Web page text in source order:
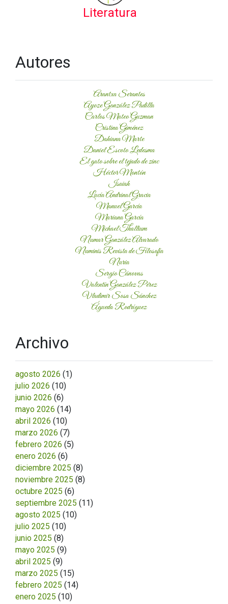
Literatura
Autores
Arantxa Serantes
Ayoze González Padilla
Carlos Mateo Guzman
Cristina Giménez
Dahiana Marte
Daniel Escoto Ledesma
El gato sobre el tejado de zinc
Héctor Montón
Isaiah
Lucía Andrinal Gracia
Manuel García
Mariana García
Michael Thallium
Numar González Alvarado
Numinis Revista de Filosofía
Nuria
Sergio Cánovas
Valentín González Pérez
Vladimir Sosa Sánchez
Águeda Rodríguez
Archivo
agosto 2026 (1)
julio 2026 (10)
junio 2026 (6)
mayo 2026 (14)
abril 2026 (10)
marzo 2026 (7)
febrero 2026 (5)
enero 2026 (6)
diciembre 2025 (8)
noviembre 2025 (8)
octubre 2025 (6)
septiembre 2025 (11)
agosto 2025 (10)
julio 2025 (10)
junio 2025 (8)
mayo 2025 (9)
abril 2025 (9)
marzo 2025 (15)
febrero 2025 (14)
enero 2025 (10)